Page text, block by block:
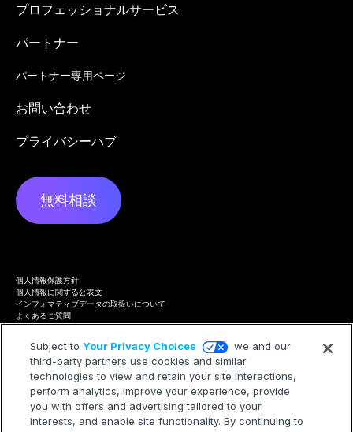
プロフェッショナルサービス
パートナー
パートナー専用ページ
お問い合わせ
プライバシーハブ
無料相談
個人情報保護方針
個人情報に関する公表文
インフォマティブデータの取扱いについて
よくあるご質問
プライバシーハブ
Cookie Policy
Trademarks
Modern Slavery Statement
Your Privacy Choices
Subject toYour Privacy Choices
we and our
third-party partners use cookies and similar
technologies to view and retain your site interactions,
perform analytics, improve your experience, provide
you with offers and advertising tailored to your
interests, and enable site functionality. By continuing to